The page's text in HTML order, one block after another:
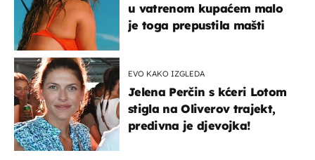
u vatrenom kupaćem malo
je toga prepustila mašti
EVO KAKO IZGLEDA
Jelena Perčin s kćeri Lotom
stigla na Oliverov trajekt,
predivna je djevojka!